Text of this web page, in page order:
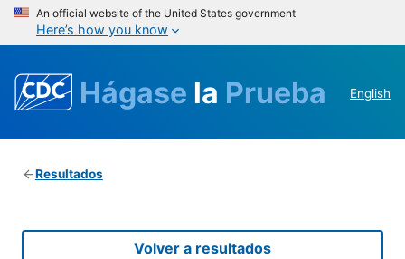
An official website of the United States government
Here’s how you know
Hágase la Prueba English
Resultados
Volver a resultados